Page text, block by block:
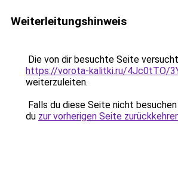
Weiterleitungshinweis
Die von dir besuchte Seite
https://vorota-kalitki.ru/4Jc0tTO/
weiterzuleiten.
Falls du diese Seite nicht
du zur vorherigen Seite